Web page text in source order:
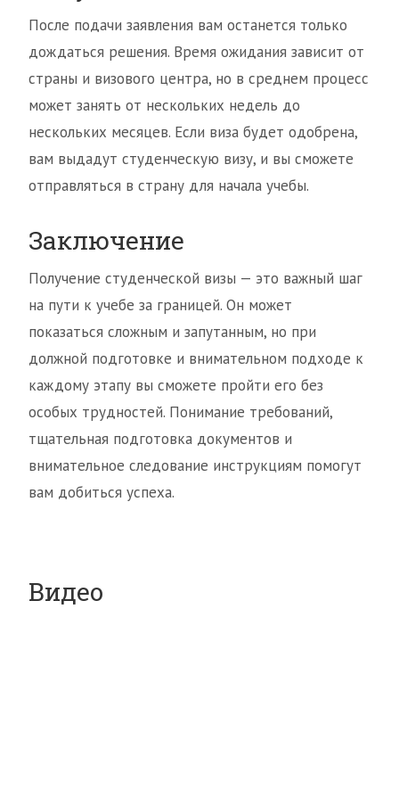
После подачи заявления вам останется только
дождаться решения. Время ожидания зависит от
страны и визового центра, но в среднем процесс
может занять от нескольких недель до
нескольких месяцев. Если виза будет одобрена,
вам выдадут студенческую визу, и вы сможете
отправляться в страну для начала учебы.
Заключение
Получение студенческой визы — это важный шаг
на пути к учебе за границей. Он может
показаться сложным и запутанным, но при
должной подготовке и внимательном подходе к
каждому этапу вы сможете пройти его без
особых трудностей. Понимание требований,
тщательная подготовка документов и
внимательное следование инструкциям помогут
вам добиться успеха.
Видео